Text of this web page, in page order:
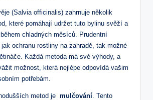
(Salvia officinalis) zahrnuje několik
​které pomáhají udržet tuto bylinu ​svěží a
chladných měsíců. Prudentní
⁢ochranu rostliny‍ na zahradě, tak‌ možné
Každá metoda má své ⁢výhody, a‌
možnost, ⁢která⁤ nejlépe ​odpovídá vašim
potřebám.
‌metod ⁤je mulčování . Tento